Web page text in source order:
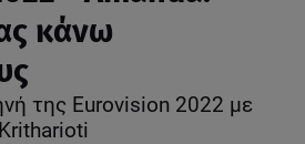
κάνω
της Eurovision 2022 με